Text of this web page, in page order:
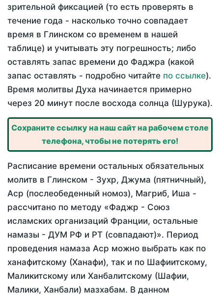
зрительной фиксацией (то есть проверять в
течение года - насколько точно совпадает
время в Глинском со временем в нашей
таблице) и учитывать эту погрешность; либо
оставлять запас времени до Фаджра (какой
запас оставлять - подробно читайте по ссылке).
Время молитвы Духа начинается примерно
через 20 минут после восхода солнца (Шурука).
Сохраните ссылку на наш сайт на рабочем столе
телефона, чтобы не потерять его!
Расписание времени остальных обязательных
молитв в Глинском - Зухр, Джума (пятничный),
Аср (послеобеденный номоз), Магриб, Иша -
рассчитано по методу «Фаджр - Союз
исламских организаций Франции, остальные
намазы - ДУМ РФ и РТ (совпадают)». Период
проведения намаза Аср можно выбрать как по
ханафитскому (Ханафи), так и по Шафиитскому,
Маликитскому или Ханбалитскому (Шафии,
Малики, Ханбали) мазхабам. В данном